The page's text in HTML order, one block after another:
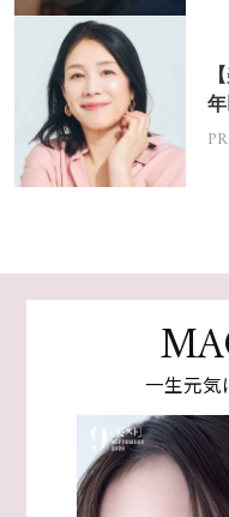
PR
一生元気